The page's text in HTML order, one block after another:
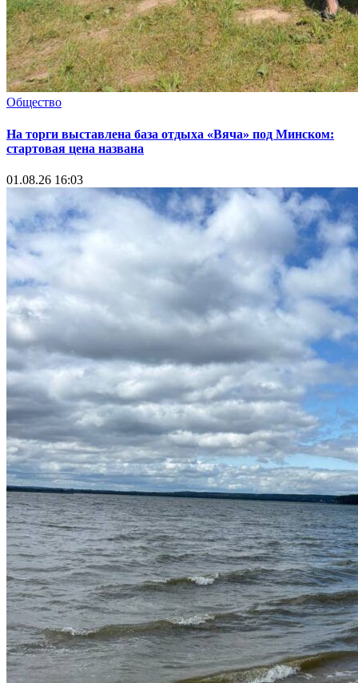
Общество
На торги выставлена база отдыха «Вяча» под Минском:
стартовая цена названа
01.08.26 16:03